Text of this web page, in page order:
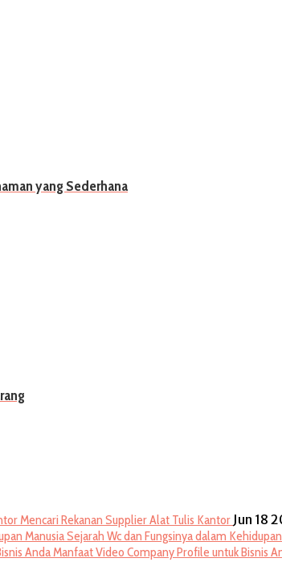
yang Sederhana
Mencari Rekanan Supplier Alat Tulis Kantor Jun 18
Sejarah Wc dan Fungsinya dalam
Manfaat Video Company Profile untuk Bisnis